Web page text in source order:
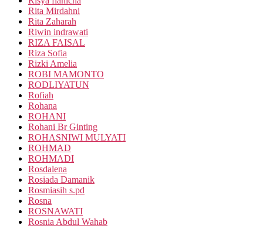
Rita Mirdahni
Rita Zaharah
Riwin indrawati
RIZA FAISAL
Riza Sofia
Rizki Amelia
ROBI MAMONTO
RODLIYATUN
Rofiah
Rohana
ROHANI
Rohani Br Ginting
ROHASNIWI MULYATI
ROHMAD
ROHMADI
Rosdalena
Rosiada Damanik
Rosmiasih s.pd
Rosna
ROSNAWATI
Rosnia Abdul Wahab